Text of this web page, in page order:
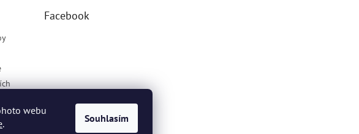
webu
. Souhlasím
Facebook